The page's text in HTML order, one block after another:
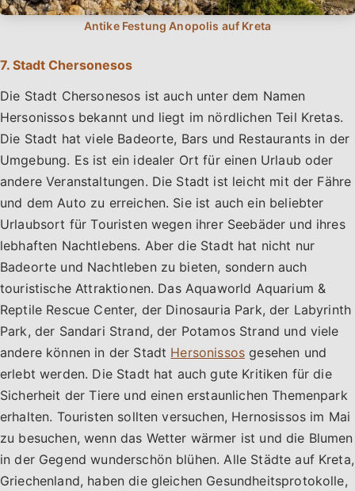
7. Stadt Chersonesos
Die Stadt Chersonesos ist auch unter dem Namen
Hersonissos bekannt und liegt im nördlichen Teil Kretas.
Die Stadt hat viele Badeorte, Bars und Restaurants in der
Umgebung. Es ist ein idealer Ort für einen Urlaub oder
andere Veranstaltungen. Die Stadt ist leicht mit der Fähre
und dem Auto zu erreichen. Sie ist auch ein beliebter
Urlaubsort für Touristen wegen ihrer Seebäder und ihres
lebhaften Nachtlebens. Aber die Stadt hat nicht nur
Badeorte und Nachtleben zu bieten, sondern auch
touristische Attraktionen. Das Aquaworld Aquarium &
Reptile Rescue Center, der Dinosauria Park, der Labyrinth
Park, der Sandari Strand, der Potamos Strand und viele
andere können in der Stadt Hersonissos gesehen und
erlebt werden. Die Stadt hat auch gute Kritiken für die
Sicherheit der Tiere und einen erstaunlichen Themenpark
erhalten. Touristen sollten versuchen, Hernosissos im Mai
zu besuchen, wenn das Wetter wärmer ist und die Blumen
in der Gegend wunderschön blühen. Alle Städte auf Kreta,
Griechenland, haben die gleichen Gesundheitsprotokolle,